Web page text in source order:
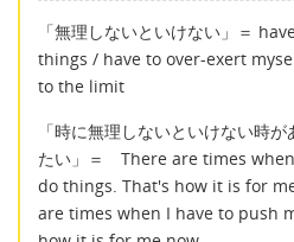
「無理しないといけない」＝
things / have to over-exert
to the limit
「時に無理しないといけない時
たい」＝ There are times
do things. That's how it is for
are times when I have to push